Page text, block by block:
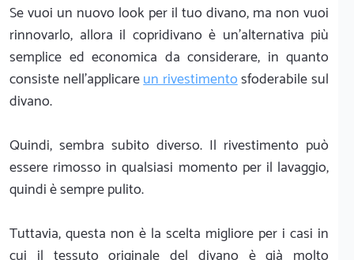
Se vuoi un nuovo look per il tuo divano, ma non vuoi
rinnovarlo, allora il copridivano è un’alternativa più
semplice ed economica da considerare, in quanto
consiste nell’applicareun rivestimentosfoderabile sul
divano.
Quindi, sembra subito diverso. Il rivestimento può
essere rimosso in qualsiasi momento per il lavaggio,
quindi è sempre pulito.
Tuttavia, questa non è la scelta migliore per i casi in